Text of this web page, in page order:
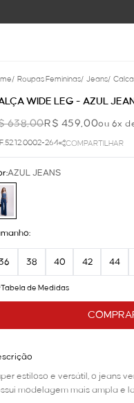
/ Roupas Femininas/ Jeans/
WIDE LEG - AZUL
638,00R$ 459,00ou 6x
264 COMPARTILHAR
AZUL JEANS
38 40 42 44
Tabela de Medidas
estiloso e versátil, o jeans
modelagem mais ampla e